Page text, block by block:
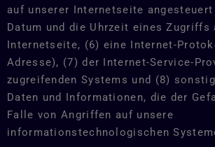
auf unserer Internetseite angesteuert
Datum und die Uhrzeit eines Zugriffs
Internetseite, (6) eine Internet-
Adresse), (7) der Internet-Service-
zugreifenden Systems und (8)
Daten und Informationen, die der
Falle von Angriffen auf unsere
informationstechnologischen